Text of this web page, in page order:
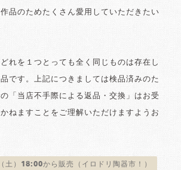
品のためたくさん愛用していただきたい
れを１つとっても全く同じものは存在し
です。上記につきましては検品済みのた
「当店不手際による返品・交換」はお受
ねますことをご理解いただけますようお
土）18:00から販売（イロドリ陶器市！）